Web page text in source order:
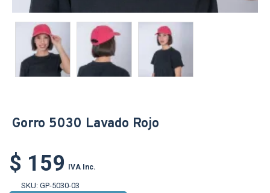
Gorro 5030 Lavado Rojo
$ 159 IVA Inc.
SKU: GP-5030-03